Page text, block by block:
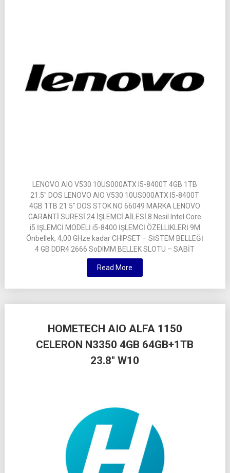
LENOVO AIO V530 10US000ATX I5-8400T 4GB 1TB
21.5″ DOS LENOVO AIO V530 10US000ATX I5-8400T
4GB 1TB 21.5″ DOS STOK NO 66049 MARKA LENOVO
GARANTİ SÜRESİ 24 İŞLEMCİ AİLESİ 8.Nesil Intel Core
i5 İŞLEMCİ MODELİ i5-8400 İŞLEMCİ ÖZELLİKLERİ 9M
Önbellek, 4,00 GHze kadar CHIPSET – SİSTEM BELLEĞİ
4 GB DDR4 2666 SoDIMM BELLEK SLOTU – SABİT
Read More
HOMETECH AIO ALFA 1150
CELERON N3350 4GB 64GB+1TB
23.8″ W10